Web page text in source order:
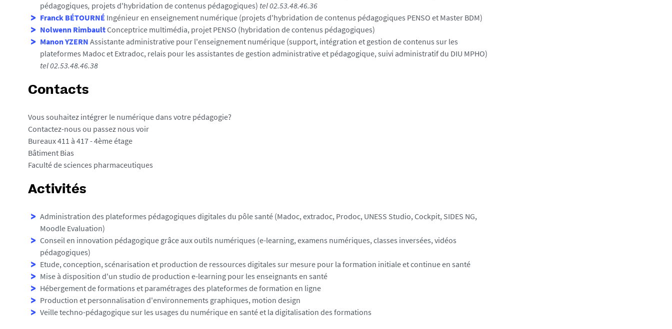
pédagogiques, projets d'hybridation de contenus pédagogiques) tel 02.53.48.46.36
Franck BÉTOURNÉ Ingénieur en enseignement numérique (projets d'hybridation de contenus pédagogiques PENSO et Master BDM)
Nolwenn RimbaultConceptrice multimédia, projet PENSO (hybridation de contenus pédagogiques)
Manon YZERN Assistante administrative pour l'enseignement numérique (support, intégration et gestion de contenus sur les
plateformes Madoc et Extradoc, relais pour les assistantes de gestion administrative et pédagogique, suivi administratif du DIU MPHO)
tel 02.53.48.46.38
Contacts
Vous souhaitez intégrer le numérique dans votre pédagogie?
Contactez-nous ou passez nous voir
Bureaux 411 à 417 - 4ème étage
Bâtiment Bias
Faculté de sciences pharmaceutiques
Activités
Administration des plateformes pédagogiques digitales du pôle santé (Madoc, extradoc, Prodoc, UNESS Studio, Cockpit, SIDES NG,
Moodle Evaluation)
Conseil en innovation pédagogique grâce aux outils numériques (e-learning, examens numériques, classes inversées, vidéos
pédagogiques)
Etude, conception, scénarisation et production de ressources digitales sur mesure pour la formation initiale et continue en santé
Mise à disposition d'un studio de production e-learning pour les enseignants en santé
Hébergement de formations et paramétrages des plateformes de formation en ligne
Production et personnalisation d'environnements graphiques, motion design
Veille techno-pédagogique sur les usages du numérique en santé et la digitalisation des formations